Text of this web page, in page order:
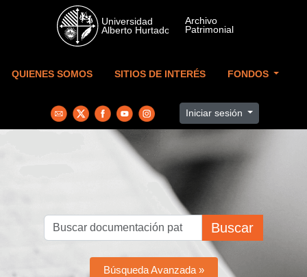
Skip to main content
QUIENES SOMOS SITIOS DE INTERÉS FONDOS
Iniciar sesión
Buscar
Búsqueda Avanzada »